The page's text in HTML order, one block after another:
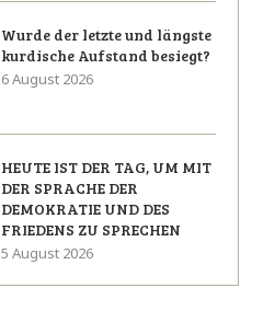
Wurde der letzte und längste
kurdische Aufstand besiegt?
6 August 2026
HEUTE IST DER TAG, UM MIT
DER SPRACHE DER
DEMOKRATIE UND DES
FRIEDENS ZU SPRECHEN
5 August 2026